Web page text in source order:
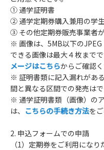
① 通学証明書
② 通学定期券購入兼用の学
③ その他定期券販売事業者
※ 画像は、5MB以下の
できる画像は最大４枚までで
メージはこちらからご確認く
※ 証明書類に記入漏れがあ
間と異なる区間での発売はで
※ 通学証明書類（画像）の
は、 こちらの手続き方法を
2. 申込フォームでの申請
（1）定期券をご利用にな